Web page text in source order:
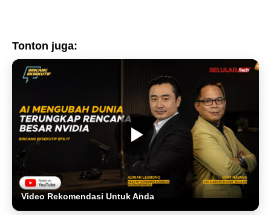
Tonton juga:
Video Rekomendasi Untuk Anda